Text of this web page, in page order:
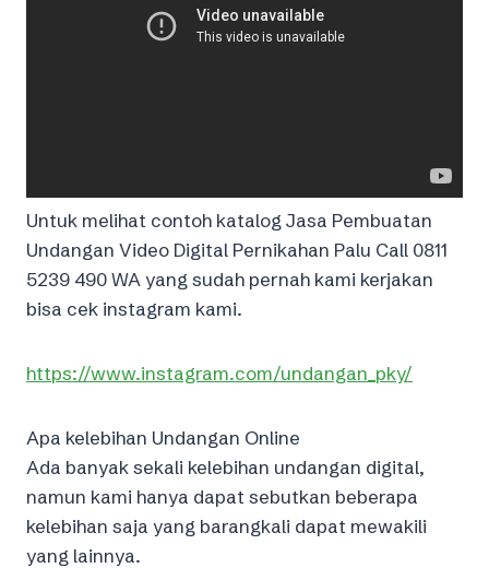
Untuk melihat contoh katalog Jasa Pembuatan
Undangan Video Digital Pernikahan Palu Call 0811
5239 490 WA yang sudah pernah kami kerjakan
bisa cek instagram kami.
https://www.instagram.com/undangan_pky/
Apa kelebihan Undangan Online
Ada banyak sekali kelebihan undangan digital,
namun kami hanya dapat sebutkan beberapa
kelebihan saja yang barangkali dapat mewakili
yang lainnya.